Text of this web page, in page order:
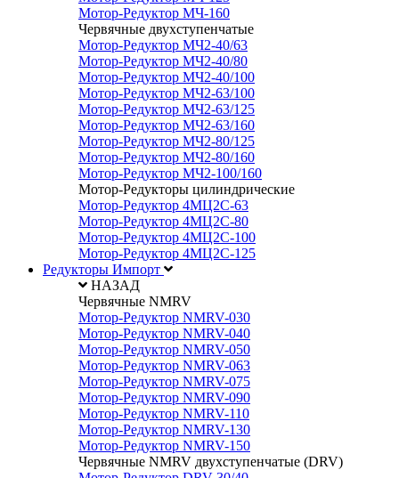
Мотор-Редуктор МЧ-160
Червячные двухступенчатые
Мотор-Редуктор МЧ2-40/63
Мотор-Редуктор МЧ2-40/80
Мотор-Редуктор МЧ2-40/100
Мотор-Редуктор МЧ2-63/100
Мотор-Редуктор МЧ2-63/125
Мотор-Редуктор МЧ2-63/160
Мотор-Редуктор МЧ2-80/125
Мотор-Редуктор МЧ2-80/160
Мотор-Редуктор МЧ2-100/160
Мотор-Редукторы цилиндрические
Мотор-Редуктор 4МЦ2С-63
Мотор-Редуктор 4МЦ2С-80
Мотор-Редуктор 4МЦ2С-100
Мотор-Редуктор 4МЦ2С-125
Редукторы Импорт
НАЗАД
Червячные NMRV
Мотор-Редуктор NMRV-030
Мотор-Редуктор NMRV-040
Мотор-Редуктор NMRV-050
Мотор-Редуктор NMRV-063
Мотор-Редуктор NMRV-075
Мотор-Редуктор NMRV-090
Мотор-Редуктор NMRV-110
Мотор-Редуктор NMRV-130
Мотор-Редуктор NMRV-150
Червячные NMRV двухступенчатые (DRV)